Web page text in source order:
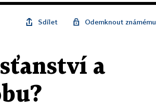
Sdílet Odemknout známému
a